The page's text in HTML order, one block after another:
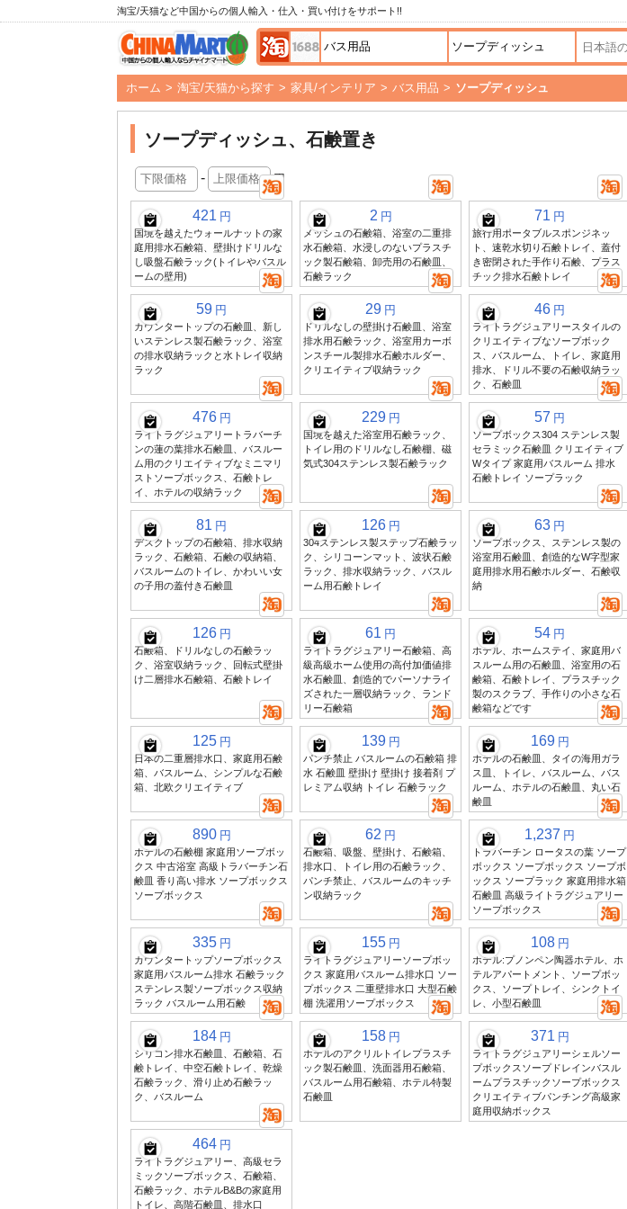
淘宝/天猫など中国からの個人輸入・仕入・買い付けをサポート!!
ホーム > 淘宝/天猫から探す > 家具/インテリア > バス用品 > ソープディッシュ
ソープディッシュ、石鹸置き
- 円
421 円
国境を越えたウォールナットの家
庭用排水石鹸箱、壁掛けドリルな
し吸盤石鹸ラック(トイレやバスル
ームの壁用)
2 円
メッシュの石鹸箱、浴室の二重排
水石鹸箱、水浸しのないプラスチ
ック製石鹸箱、卸売用の石鹸皿、
石鹸ラック
71 円
旅行用ポータブルスポンジネッ
ト、速乾水切り石鹸トレイ、蓋付
き密閉された手作り石鹸、プラス
チック排水石鹸トレイ
59 円
カウンタートップの石鹸皿、新し
いステンレス製石鹸ラック、浴室
の排水収納ラックと水トレイ収納
ラック
29 円
ドリルなしの壁掛け石鹸皿、浴室
排水用石鹸ラック、浴室用カーボ
ンスチール製排水石鹸ホルダー、
クリエイティブ収納ラック
46 円
ライトラグジュアリースタイルの
クリエイティブなソープボック
ス、バスルーム、トイレ、家庭用
排水、ドリル不要の石鹸収納ラッ
ク、石鹸皿
476 円
ライトラグジュアリートラバーチ
ンの蓮の葉排水石鹸皿、バスルー
ム用のクリエイティブなミニマリ
ストソープボックス、石鹸トレ
イ、ホテルの収納ラック
229 円
国境を越えた浴室用石鹸ラック、
トイレ用のドリルなし石鹸棚、磁
気式304ステンレス製石鹸ラック
57 円
ソープボックス304 ステンレス製
セラミック石鹸皿 クリエイティブ
Wタイプ 家庭用バスルーム 排水
石鹸トレイ ソープラック
81 円
デスクトップの石鹸箱、排水収納
ラック、石鹸箱、石鹸の収納箱、
バスルームのトイレ、かわいい女
の子用の蓋付き石鹸皿
126 円
304ステンレス製ステップ石鹸ラッ
ク、シリコーンマット、波状石鹸
ラック、排水収納ラック、バスル
ーム用石鹸トレイ
63 円
ソープボックス、ステンレス製の
浴室用石鹸皿、創造的なW字型家
庭用排水用石鹸ホルダー、石鹸収
納
126 円
石鹸箱、ドリルなしの石鹸ラッ
ク、浴室収納ラック、回転式壁掛
け二層排水石鹸箱、石鹸トレイ
61 円
ライトラグジュアリー石鹸箱、高
級高級ホーム使用の高付加価値排
水石鹸皿、創造的でパーソナライ
ズされた一層収納ラック、ランド
リー石鹸箱
54 円
ホテル、ホームステイ、家庭用バ
スルーム用の石鹸皿、浴室用の石
鹸箱、石鹸トレイ、プラスチック
製のスクラブ、手作りの小さな石
鹸箱などです
125 円
日本の二重層排水口、家庭用石鹸
箱、バスルーム、シンプルな石鹸
箱、北欧クリエイティブ
139 円
パンチ禁止 バスルームの石鹸箱 排
水 石鹸皿 壁掛け 壁掛け 接着剤 プ
レミアム収納 トイレ 石鹸ラック
169 円
ホテルの石鹸皿、タイの海用ガラ
ス皿、トイレ、バスルーム、バス
ルーム、ホテルの石鹸皿、丸い石
鹸皿
890 円
ホテルの石鹸棚 家庭用ソープボッ
クス 中古浴室 高級トラバーチン石
鹸皿 香り高い排水 ソープボックス
ソープボックス
62 円
石鹸箱、吸盤、壁掛け、石鹸箱、
排水口、トイレ用の石鹸ラック、
パンチ禁止、バスルームのキッチ
ン収納ラック
1,237 円
トラバーチン ロータスの葉 ソープ
ボックス ソープボックス ソープボ
ックス ソープラック 家庭用排水箱
石鹸皿 高級ライトラグジュアリー
ソープボックス
335 円
カウンタートップソープボックス
家庭用バスルーム排水 石鹸ラック
ステンレス製ソープボックス収納
ラック バスルーム用石鹸
155 円
ライトラグジュアリーソープボッ
クス 家庭用バスルーム排水口 ソー
プボックス 二重壁排水口 大型石鹸
棚 洗濯用ソープボックス
108 円
ホテル:プノンペン陶器ホテル、ホ
テルアパートメント、ソープボッ
クス、ソープトレイ、シンクトイ
レ、小型石鹸皿
184 円
シリコン排水石鹸皿、石鹸箱、石
鹸トレイ、中空石鹸トレイ、乾燥
石鹸ラック、滑り止め石鹸ラッ
ク、バスルーム
158 円
ホテルのアクリルトイレプラスチ
ック製石鹸皿、洗面器用石鹸箱、
バスルーム用石鹸箱、ホテル特製
石鹸皿
371 円
ライトラグジュアリーシェルソー
プボックスソープドレインバスル
ームプラスチックソープボックス
クリエイティブパンチング高級家
庭用収納ボックス
464 円
ライトラグジュアリー、高級セラ
ミックソープボックス、石鹸箱、
石鹸ラック、ホテルB&Bの家庭用
トイレ、高階石鹸皿、排水口